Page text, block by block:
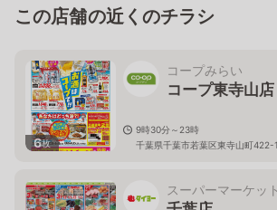
この店舗の近くのチラシ
6枚
コープみらい
コープ東寺山店
9時30分～23時
千葉県千葉市若葉区東寺山町422-1
スーパーマーケッ